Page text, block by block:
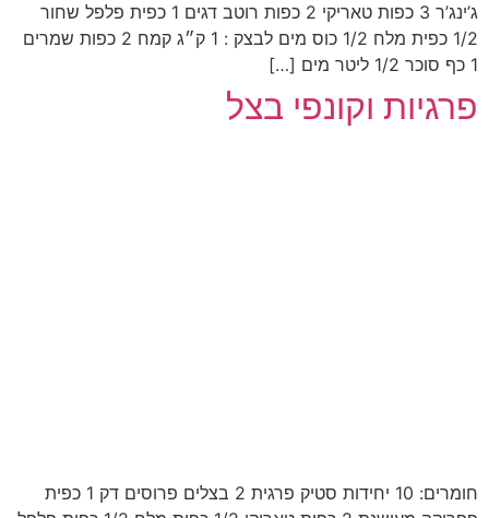
ג’ינג’ר 3 כפות טאריקי 2 כפות רוטב דגים 1 כפית פלפל שחור
1/2 כפית מלח 1/2 כוס מים לבצק : 1 ק״ג קמח 2 כפות שמרים
1 כף סוכר 1/2 ליטר מים […]
פרגיות וקונפי בצל
חומרים: 10 יחידות סטיק פרגית 2 בצלים פרוסים דק 1 כפית